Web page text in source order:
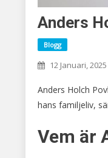
Anders
Blogg
12 Januari, 2025
Anders Holch
hans familjeliv,
Vem är